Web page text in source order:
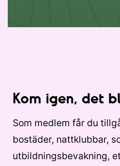
Kom igen, det
Som medlem får du
bostäder, nattklubbar,
utbildningsbevakning,